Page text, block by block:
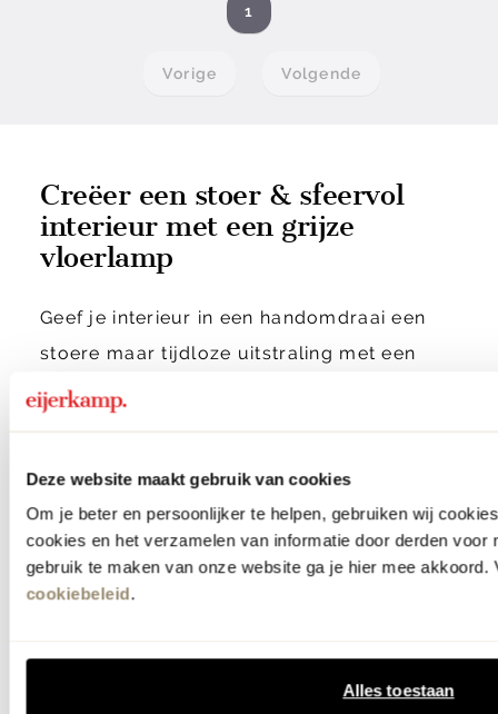
Deze website maakt gebruik van cookies
Om je beter en persoonlijker te helpen, gebruiken wij
cookies en het verzamelen van informatie door derden voor
gebruik te maken van onze website ga je hier mee akkoord.
cookiebeleid.
Alles toestaan
Vorige
1
Volgende
Creëer een stoer & sfeervol
interieur met een grijze
vloerlamp
Geef je interieur in een handomdraai een
stoere maar tijdloze uitstraling met een
grijze vloerlamp. Een staande lamp is een
verlichting van stijlvolle, minimalistische
staande lampen tot vloerlampen met een
statement lampenkap in het grijs. Ontdek
de collectie online in onze webshop of kom